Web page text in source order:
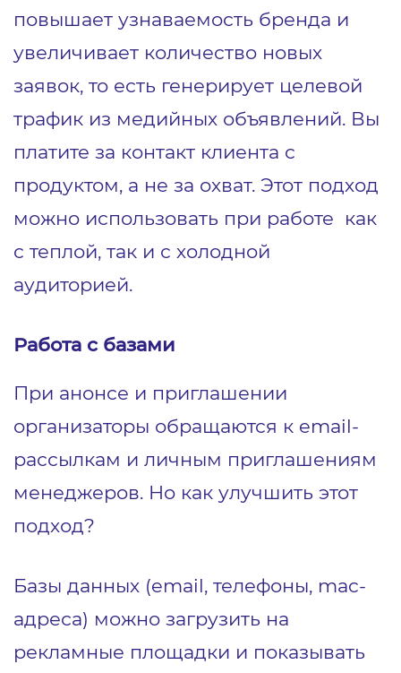
повышает узнаваемость бренда и
увеличивает количество новых
заявок, то есть генерирует целевой
трафик из медийных объявлений. Вы
платите за контакт клиента с
продуктом, а не за охват. Этот подход
можно использовать при работе как
с теплой, так и с холодной
аудиторией.
Работа с базами
При анонсе и приглашении
организаторы обращаются к email-
рассылкам и личным приглашениям
менеджеров. Но как улучшить этот
подход?
Базы данных (email, телефоны, mac-
адреса) можно загрузить на
рекламные площадки и показывать